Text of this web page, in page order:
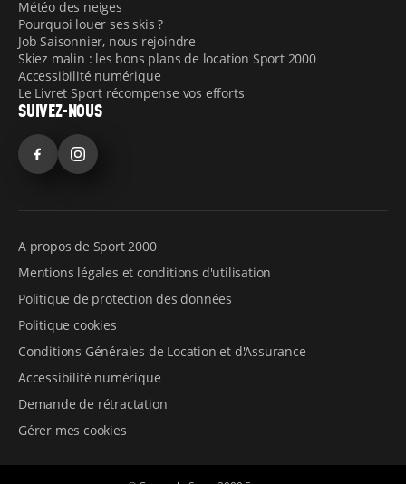
Météo des neiges
Pourquoi louer ses skis ?
Job Saisonnier, nous rejoindre
Skiez malin : les bons plans de location Sport 2000
Accessibilité numérique
Le Livret Sport récompense vos efforts
SUIVEZ-NOUS
FacebookInstagram
A propos de Sport 2000
Mentions légales et conditions d'utilisation
Politique de protection des données
Politique cookies
Conditions Générales de Location et d'Assurance
Accessibilité numérique
Demande de rétractation
Gérer mes cookies